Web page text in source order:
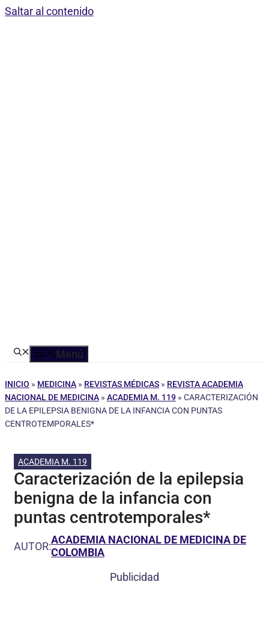
Saltar al contenido
Menú
INICIO » MEDICINA » REVISTAS MÉDICAS » REVISTA ACADEMIA
NACIONAL DE MEDICINA » ACADEMIA M. 119 » CARACTERIZACIÓN
DE LA EPILEPSIA BENIGNA DE LA INFANCIA CON PUNTAS
CENTROTEMPORALES*
ACADEMIA M. 119
Caracterización de la epilepsia
benigna de la infancia con
puntas centrotemporales*
AUTOR:ACADEMIA NACIONAL DE MEDICINA DE
COLOMBIA
Publicidad